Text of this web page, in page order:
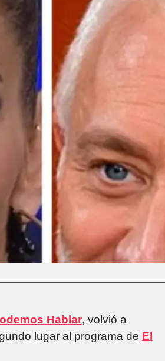
Hablar, volvió a
lugar al programa de El